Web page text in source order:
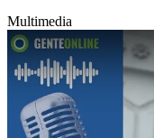
Multimedia